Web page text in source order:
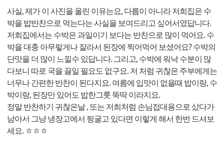
사실, 제가 이 사진을 올린 이유는요, 다름이 아니라 저희집은 수
박을 밥반찬으로 먹는다는 사실을 보여드리고 싶어서였답니다.
저희집에서는 수박은 과일이기 보다는 반찬으로 많이 먹어요. 수
박을 대충 아무렇게나 잘라서 된장에 찍어먹어 보셨어요? 수박의
단맛을 더 많이 느낄수 있답니다. 그리고, 수박에 워낙 수분이 많
다보니 따로 국을 끓일 필요도 없구요. 저 처럼 귀찮은 주부에게는
너무나 간편한 반찬이 된다지요. 여름에 입맛이 없을때 밥이랑, 수
박이랑, 된장만 있어도 밥한그룻 뚝딱 이라지요.
정말 반찬하기 귀찮은날 , 또는 저희처럼 손님접대용으로 샀다가
남아서 그냥 냉장고에서 뒹굴고 있다면 이렇게 해서 한번 드셔보
세요. ㅎㅎㅎ